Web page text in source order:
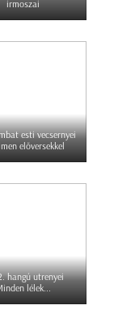
irmoszai
esti vecsernyei
előversekkel
hangú utrenyei
lélek...